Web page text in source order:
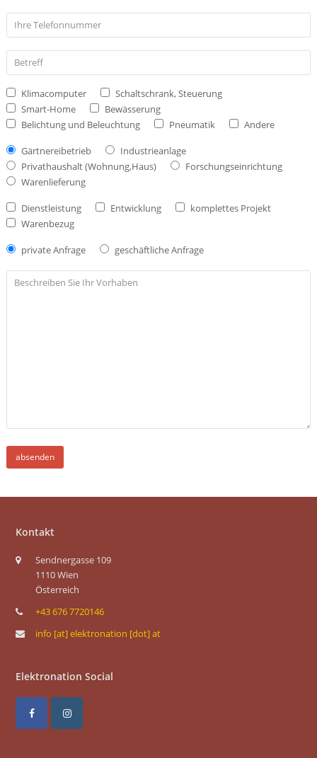
Klimacomputer
Schaltschrank, Steuerung
Smart-Home
Bewässerung
Belichtung und Beleuchtung
Pneumatik Andere
Gärtnereibetrieb
Industrieanlage
Privathaushalt (Wohnung,Haus)
Forschungseinrichtung
Warenlieferung
Dienstleistung Entwicklung
komplettes Projekt
Warenbezug
private Anfrage geschäftliche Anfrage
Kontakt
Sendnergasse 109
1110 Wien
Österreich
+43 676 7720146
info [at] elektronation [dot] at
Elektronation Social
F I